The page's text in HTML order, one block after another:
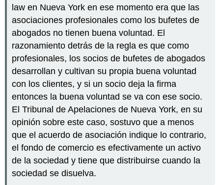
law en Nueva York en ese momento era que las
asociaciones profesionales como los bufetes de
abogados no tienen buena voluntad. El
razonamiento detrás de la regla es que como
profesionales, los socios de bufetes de abogados
desarrollan y cultivan su propia buena voluntad
con los clientes, y si un socio deja la firma
entonces la buena voluntad se va con ese socio.
El Tribunal de Apelaciones de Nueva York, en su
opinión sobre este caso, sostuvo que a menos
que el acuerdo de asociación indique lo contrario,
el fondo de comercio es efectivamente un activo
de la sociedad y tiene que distribuirse cuando la
sociedad se disuelva.